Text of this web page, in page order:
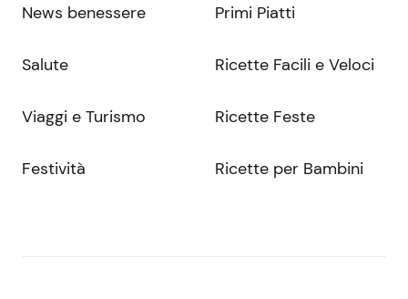
News benessere
Salute
Viaggi e Turismo
Festività
Primi Piatti
Ricette Facili e Veloci
Ricette Feste
Ricette per Bambini